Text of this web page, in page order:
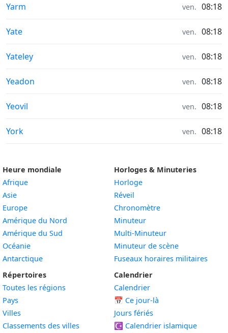
Météo in
Yarm ven. 08:18
Météo in
Yate ven. 08:18
Météo in
Yateley ven. 08:18
Météo in
Yeadon ven. 08:18
Météo in
Yeovil ven. 08:18
Météo in
York ven. 08:18
Heure mondiale
Afrique
Asie
Europe
Amérique du Nord
Amérique du Sud
Océanie
Antarctique
Répertoires
Toutes les régions
Pays
Villes
Classements des villes
Horloges & Minuteries
Horloge
Réveil
Chronomètre
Minuteur
Multi-Minuteur
Minuteur de scène
Fuseaux horaires militaires
Calendrier
Calendrier
📅 Ce jour-là
Jours fériés
☪️ Calendrier islamique